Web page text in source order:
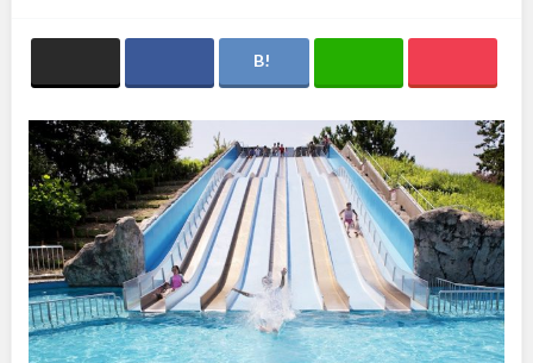
スケートパーク
ライトアップ イルミネーション
イベント
地域で探す
茨城 栃木
群馬 埼玉
千葉 東京
屋内遊び場
アスレチックコース
洋式庭園
ドッグラン
ローラー滑り台
植物園
夜景スポット
Pickup
花の名所
プレーパーク
公園グルメ
美術館
インクルーシブパーク
屋根付き遊び場
花菖蒲
キャンプ場